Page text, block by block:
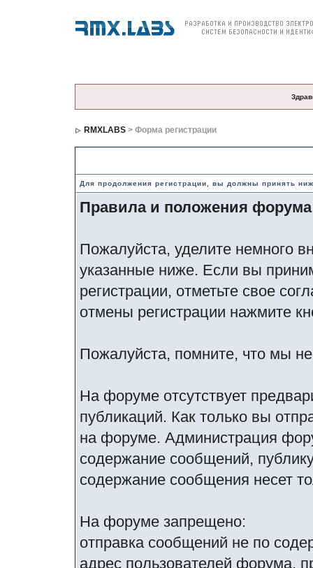
RMXLABS> Форма регистрации
Для продолжения регистрации, вы должны принять
Правила и положения форума
Пожалуйста, уделите немного
указанные ниже. Если вы
регистрации, отметьте свое
отмены регистрации нажмите
Пожалуйста, помните, что мы
На форуме отсутствует
публикаций. Как только вы
на форуме. Администрация
содержание сообщений,
содержание сообщения несет
На форуме запрещено:
отправка сообщений не по
адрес пользователей форума,